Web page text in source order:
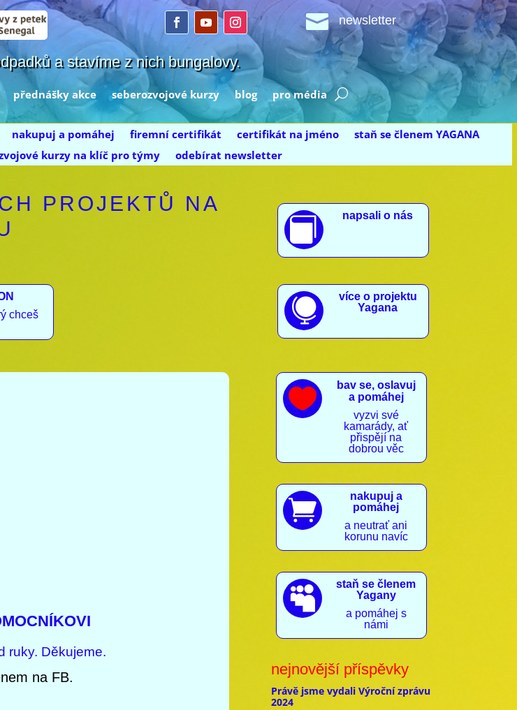
 newsletter
a stavíme z nich bungalovy.
přednášky akce seberozvojové kurzy blog pro média
nakupuj a pomáhej firemní certifikát certifikát na jméno
staň se členem YAGANA
kurzy na klíč pro týmy odebírat newsletter
PROJEKTŮ NA
 napsali o nás
chceš

více o projektu
Yagana
ruky. Děkujeme.
na FB.

bav se, oslavuj
a pomáhej
vyzvi své
kamarády, ať
přispějí na
dobrou věc

nakupuj a
pomáhej
a neutrať ani
korunu navíc

staň se členem
Yagany
a pomáhej s
námi
nejnovější příspěvky
Právě jsme vydali Výroční zprávu
2024